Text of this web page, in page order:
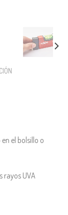
el bolsillo o
rayos UVA